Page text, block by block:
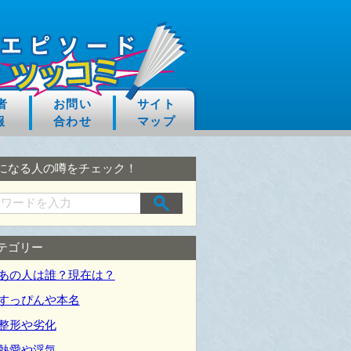
サイト
マップ
お問い
合わせ
なる人の噂をチェック！
ゴリー
の人は誰？現在は？
っぴんや本名
形や劣化